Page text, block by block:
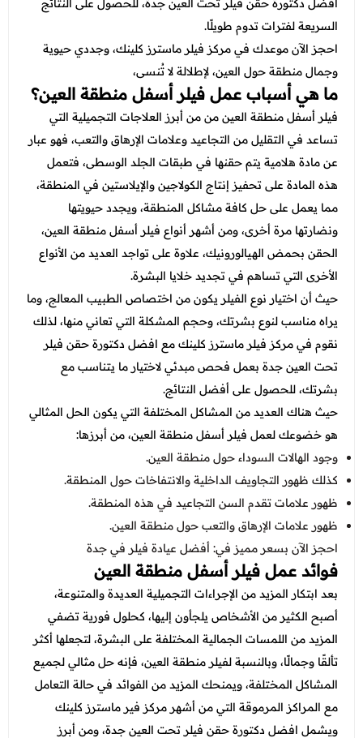
عروض العناية بالشعر
عروض الرجال
عروض جراحات التجميل
عروض قسم الطوارئ
عروض المختبر
عروض الاشعة
عروض الباطنة
عروض العظام
عروض الانف والاذن والحنجرة
افضل دكتورة حقن فيلر تحت العين جدة، للحصول على النتائج
السريعة لفترات تدوم طويلًا.
احجز الآن موعدك في مركز فيلر ماسترز كلينك، وجددي حيوية
وجمال منطقة حول العين، لإطلالة لا تُنسى،
ما هي أسباب عمل فيلر أسفل منطقة العين؟
فيلر أسفل منطقة العين من من أبرز العلاجات التجميلية التي
تساعد في التقليل من التجاعيد وعلامات الإرهاق والتعب، فهو عبار
عن مادة هلامية يتم حقنها في طبقات الجلد الوسطى، فتعمل
هذه المادة على تحفيز إنتاج الكولاجين والإيلاستين في المنطقة،
مما يعمل على حل كافة مشاكل المنطقة، ويجدد حيويتها
ونضارتها مرة أخرى، ومن أشهر أنواع فيلر أسفل منطقة العين،
الحقن بحمض الهيالورونيك، علاوة على تواجد العديد من الأنواع
الأخرى التي تساهم في تجديد خلايا البشرة.
حيث أن اختيار نوع الفيلر يكون من اختصاص الطبيب المعالج، وما
يراه مناسب لنوع بشرتك، وحجم المشكلة التي تعاني منها، لذلك
نقوم في مركز فيلر ماسترز كلينك مع افضل دكتورة حقن فيلر
تحت العين جدةبعمل فحص مبدئي لاختيار ما يتناسب مع
بشرتك، للحصول على أفضل النتائج.
حيث هناك العديد من المشاكل المختلفة التي يكون الحل المثالي
هو خضوعك لعمل فيلر أسفل منطقة العين، من أبرزها:
وجود الهالات السوداء حول منطقة العين.
كذلك ظهور التجاويف الداخلية والانتفاخات حول المنطقة.
ظهور علامات تقدم السن التجاعيد في هذه المنطقة.
ظهور علامات الإرهاق والتعب حول منطقة العين.
احجز الآن بسعر مميز في:أفضل عيادة فيلر في جدة
فوائد عمل فيلر أسفل منطقة العين
بعد ابتكار المزيد من الإجراءات التجميلية العديدة والمتنوعة،
أصبح الكثير من الأشخاص يلجأون إليها، كحلول فورية تضفي
المزيد من اللمسات الجمالية المختلفة على البشرة، لتجعلها أكثر
تألقًا وجمالًا، وبالنسبة لفيلر منطقة العين، فإنه حل مثالي لجميع
المشاكل المختلفة، ويمنحك المزيد من الفوائد في حالة التعامل
مع المراكز المرموقة التي من أشهر مركز فير ماسترز كلينك
ويشملافضل دكتورة حقن فيلر تحت العين جدة، ومن أبرز